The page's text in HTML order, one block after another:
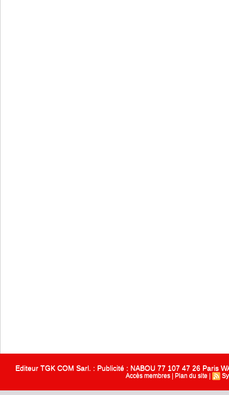
Editeur TGK COM Sarl. : Publicité : NABOU 77 107 47 26 Paris
Accès membres Plan du site